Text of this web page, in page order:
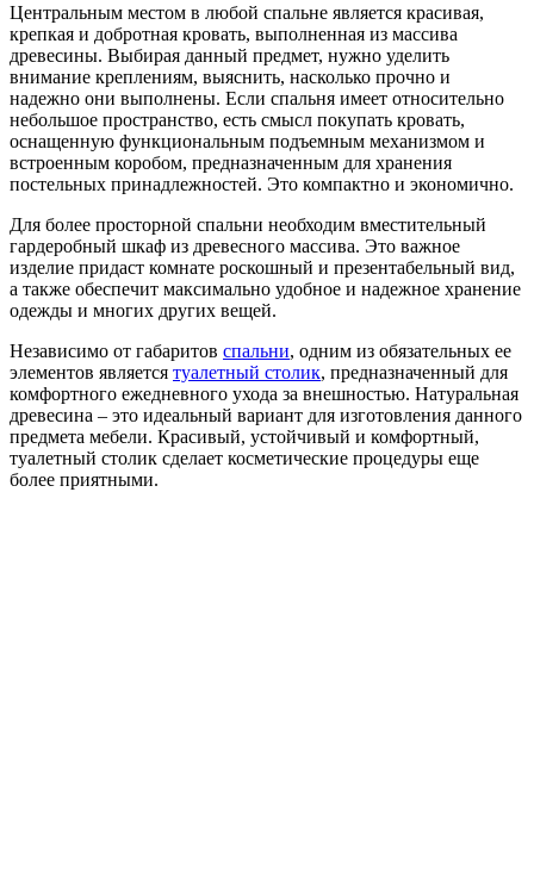
Центральным местом в любой спальне является красивая,
крепкая и добротная кровать, выполненная из массива
древесины. Выбирая данный предмет, нужно уделить
внимание креплениям, выяснить, насколько прочно и
надежно они выполнены. Если спальня имеет относительно
небольшое пространство, есть смысл покупать кровать,
оснащенную функциональным подъемным механизмом и
встроенным коробом, предназначенным для хранения
постельных принадлежностей. Это компактно и экономично.
Для более просторной спальни необходим вместительный
гардеробный шкаф из древесного массива. Это важное
изделие придаст комнате роскошный и презентабельный вид,
а также обеспечит максимально удобное и надежное хранение
одежды и многих других вещей.
Независимо от габаритов спальни, одним из обязательных ее
элементов является туалетный столик, предназначенный для
комфортного ежедневного ухода за внешностью. Натуральная
древесина – это идеальный вариант для изготовления данного
предмета мебели. Красивый, устойчивый и комфортный,
туалетный столик сделает косметические процедуры еще
более приятными.